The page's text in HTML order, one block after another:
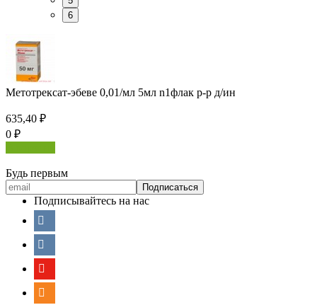
6
Метотрексат-эбеве 0,01/мл 5мл n1флак р-р д/ин
635,40 ₽
0 ₽
Будь первым
Подписывайтесь на нас